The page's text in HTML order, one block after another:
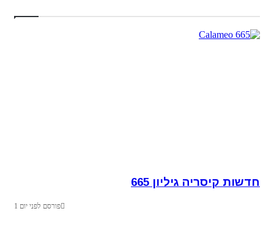
חדשות קיסריה גיליון 665
פורסם לפני יום 1